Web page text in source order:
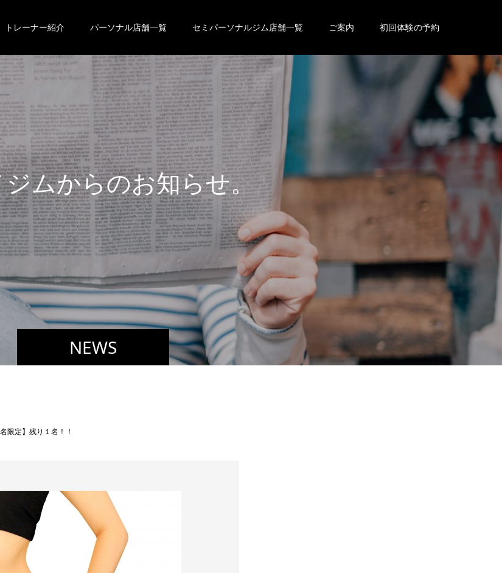
トレーナー紹介 パーソナル店舗一覧 セミパーソナルジム店舗一覧 ご案内 初回体験の予約
NEWS
ジムからのお知らせ。
限定】残り１名！！